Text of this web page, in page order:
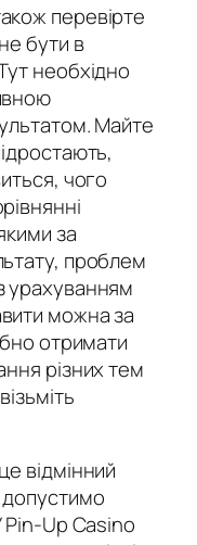
перевірте
бути в
необхідно
Майте
чого
за
проблем
урахуванням
можна за
отримати
різних тем
відмінний
допустимо
Pin-Up Casino